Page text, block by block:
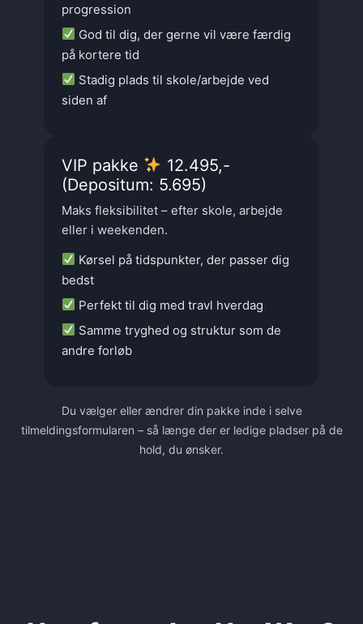
progression
God til dig, der gerne vil være færdig
på kortere tid
Stadig plads til skole/arbejde ved
siden af
VIP pakke
12.495,-
(Depositum: 5.695)
Maks fleksibilitet – efter skole, arbejde
eller i weekenden.
Kørsel på tidspunkter, der passer dig
bedst
Perfekt til dig med travl hverdag
Samme tryghed og struktur som de
andre forløb
Du vælger eller ændrer din pakke inde i selve
tilmeldingsformularen – så længe der er ledige pladser på de
hold, du ønsker.